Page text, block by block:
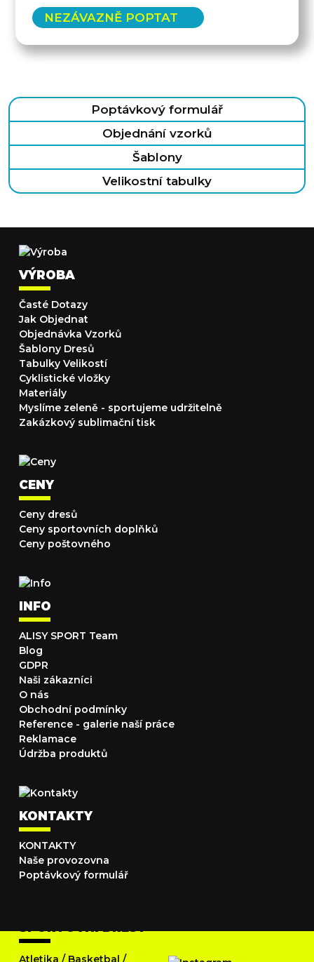
NEZÁVAZNĚ POPTAT
Poptávkový formulář
Objednání vzorků
Šablony
Velikostní tabulky
VÝROBA
Časté Dotazy
Jak Objednat
Objednávka Vzorků
Šablony Dresů
Tabulky Velikostí
Cyklistické vložky
Materiály
Myslíme zeleně - sportujeme udržitelně
Zakázkový sublimační tisk
CENY
Ceny dresů
Ceny sportovních doplňků
Ceny poštovného
INFO
ALISY SPORT Team
Blog
GDPR
Naši zákazníci
O nás
Obchodní podmínky
Reference - galerie naší práce
Reklamace
Údržba produktů
KONTAKTY
KONTAKTY
Naše provozovna
Poptávkový formulář
SPORTOVNÍ DRESY
Atletika / Basketbal /